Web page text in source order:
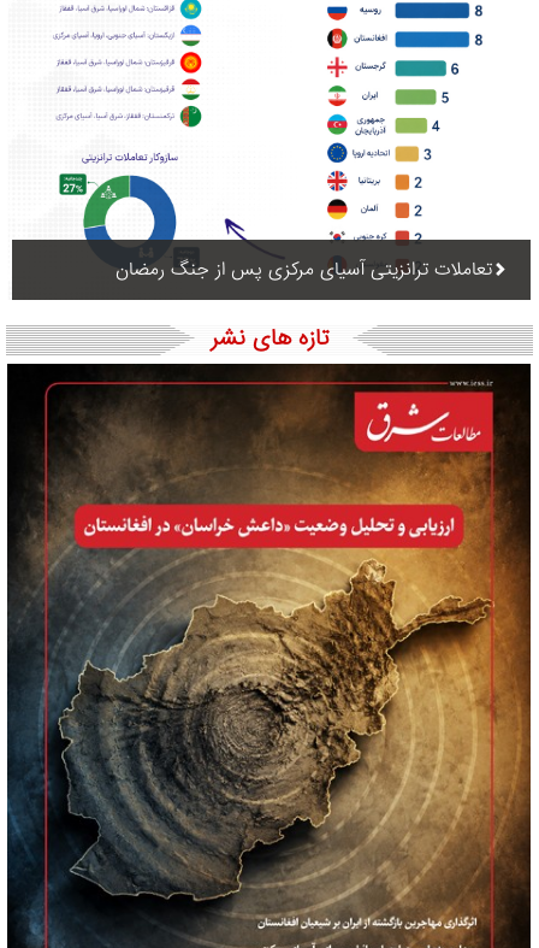
تعاملات ترانزیتی آسیای مرکزی پس از جنگ رمضان
تازه های نشر